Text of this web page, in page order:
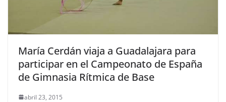
María Cerdán viaja a Guadalajara para
participar en el Campeonato de España
de Gimnasia Rítmica de Base
abril 23, 2015